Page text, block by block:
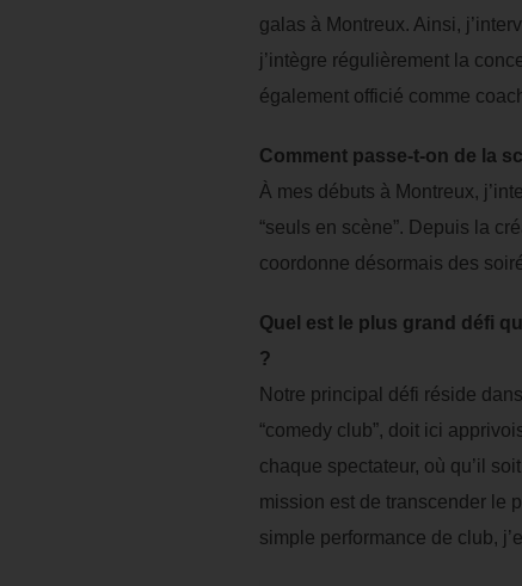
galas à Montreux. Ainsi,
j’intègre régulièrement la
également officié comme
Comment passe-t-on de la
À mes débuts à Montreux,
“seuls en scène”. Depuis la
coordonne désormais des
Quel est le plus grand défi
?
Notre principal défi réside
“comedy club”, doit ici
chaque spectateur, où qu’il
mission est de transcender le
simple performance de club,